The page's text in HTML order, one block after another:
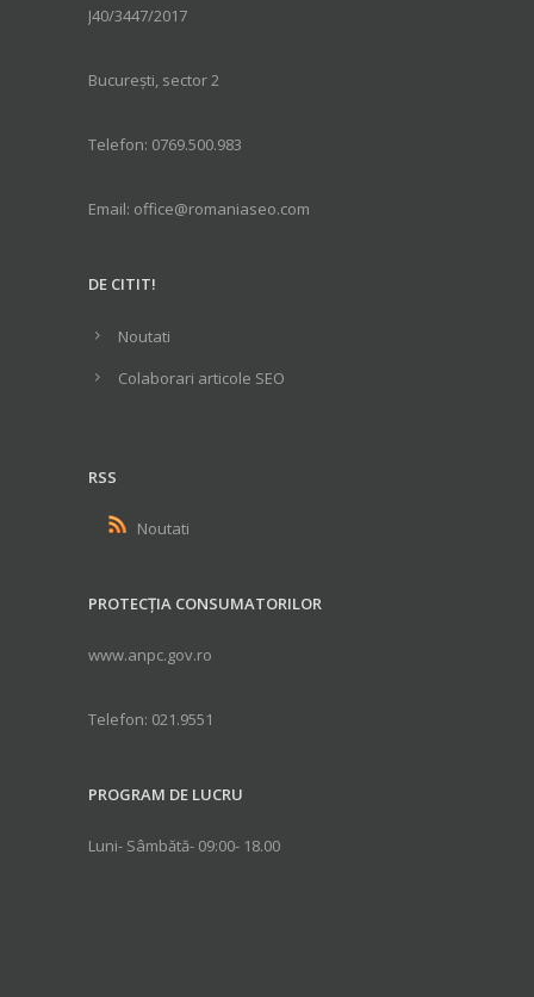
J40/3447/2017
București, sector 2
Telefon: 0769.500.983
Email: office@romaniaseo.com
DE CITIT!
Noutati
Colaborari articole SEO
RSS
Noutati
PROTECȚIA CONSUMATORILOR
www.anpc.gov.ro
Telefon: 021.9551
PROGRAM DE LUCRU
Luni- Sâmbătă- 09:00- 18.00